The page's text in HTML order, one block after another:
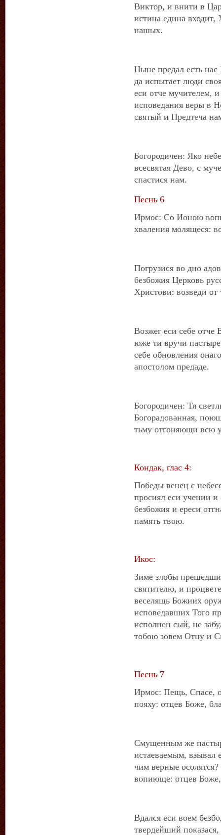
Виктор, и внити в
истина едина входит,
нашых.
Ныне предал есть
да испытает люди
еси отче мучителем,
исповедания веры в
святый и Предтеча
Богородичен: Яко
всесвятая Дево, с
спастися нам.
Песнь 6
Ирмос: Со Ионою
хваления молящеся:
Погрузися во дно
безбожия Церковь
Христови: возведи
Возжег еси себе отче
юже ти вручи
себе обновления
апостолом предаде.
Богородичен: Тя
Богорадованная,
тьму отгоняющи всю
Кондак, глас 4:
Победы венец с
просиял еси учении и
безбожия и ереси
память твою.
Икос:
Зиме злобы
святителю, и
веселящь Божиих
исповедавших Того
исполнен сый, не
тобою зовем Отцу и
Песнь 7
Ирмос: Пещь, Спасе,
пояху: отцев Боже,
Смущенным же
истаеваемым, взывал
чим верные
вопиюще: отцев Боже,
Вдался еси воем
твердейший